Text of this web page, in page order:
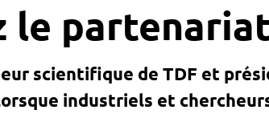
le
scientifique de TDF et
industriels et